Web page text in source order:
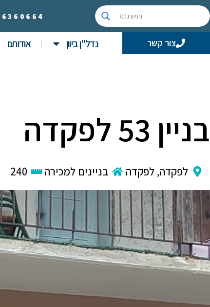
6360664
צור קשר נדל"ן ביוון אודותנו
בניין 53 לפקדה
לפקדה, לפקדה בניינים למכירה 240